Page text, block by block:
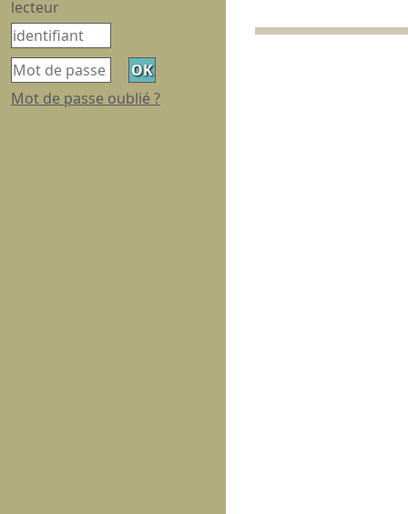
lecteur
Mot de passe oublié ?